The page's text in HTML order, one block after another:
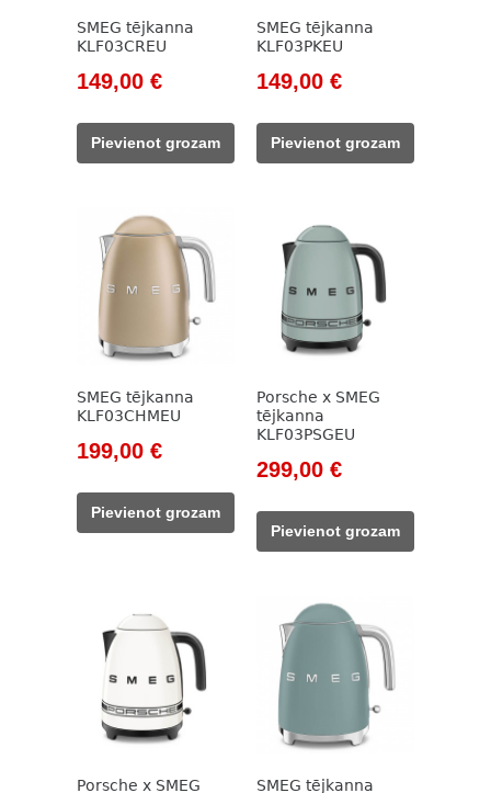
SMEG tējkanna
KLF03CREU
Original
was:
171,00 €.
149,00 €Current
149,00 €.
Pievienot grozam
SMEG tējkanna
KLF03PKEU
Original
was:
171,00 €.
149,00 €Current
149,00 €.
Pievienot grozam
SMEG tējkanna
KLF03CHMEU
Original
was:
229,00 €.
199,00 €Current
199,00 €.
Pievienot grozam
Porsche x SMEG
tējkanna
KLF03PSGEU
Original
was:
399,00 €.
299,00 €Current
299,00 €.
Pievienot grozam
Porsche x SMEG
SMEG tējkanna